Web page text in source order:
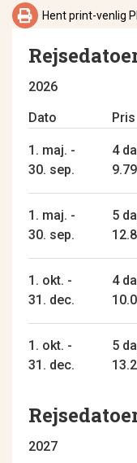
 Hent print-venlig
2026
Dato
Pris
1. maj. -
30. sep.
4
1. maj. -
30. sep.
5
1. okt. -
31. dec.
4
1. okt. -
31. dec.
5
2027